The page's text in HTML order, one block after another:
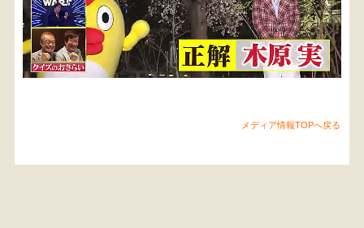
メディア情報TOPへ戻る